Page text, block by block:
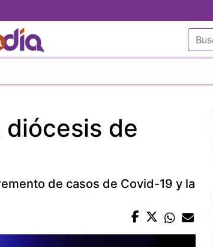
al
contenido
principal
de
de casos de Covid-19 y la